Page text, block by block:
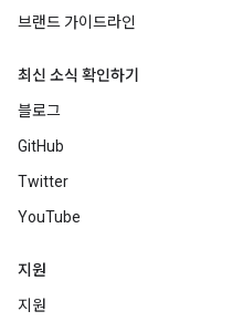
브랜드 가이드라인
최신 소식 확인하기
블로그
GitHub
Twitter
YouTube
지원
지원